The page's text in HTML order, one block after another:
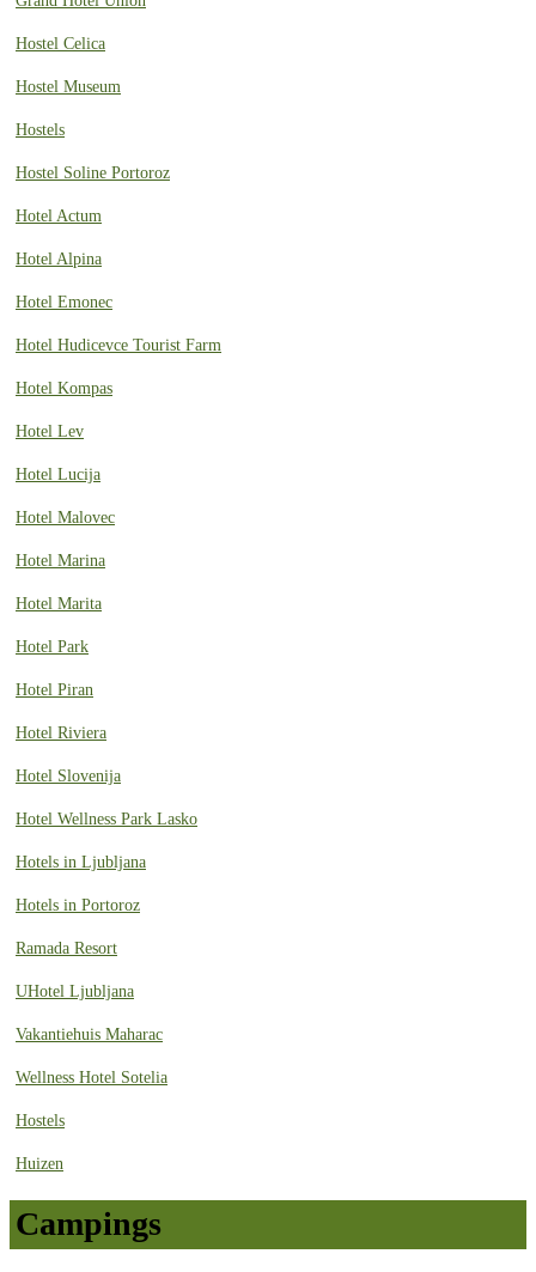
Hostel Celica
Hostel Museum
Hostels
Hostel Soline Portoroz
Hotel Actum
Hotel Alpina
Hotel Emonec
Hotel Hudicevce Tourist Farm
Hotel Kompas
Hotel Lev
Hotel Lucija
Hotel Malovec
Hotel Marina
Hotel Marita
Hotel Park
Hotel Piran
Hotel Riviera
Hotel Slovenija
Hotel Wellness Park Lasko
Hotels in Ljubljana
Hotels in Portoroz
Ramada Resort
UHotel Ljubljana
Vakantiehuis Maharac
Wellness Hotel Sotelia
Hostels
Huizen
Campings